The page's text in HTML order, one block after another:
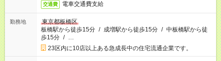
交通費 電車交通費支給
勤務地
東京都板橋区
板橋駅から徒歩15分 / 成増駅から徒歩15分 / 中板橋駅から徒
歩15分 / …
23区内に10店以上ある急成長中の住宅流通企業です。